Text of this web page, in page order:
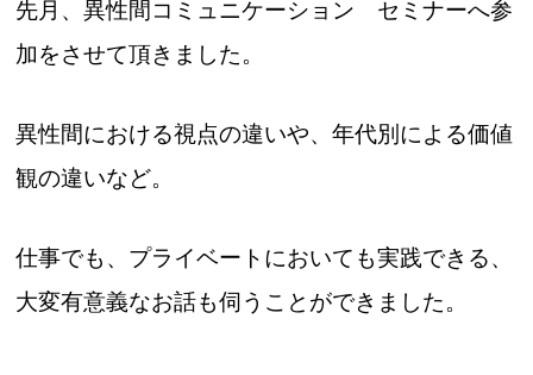
先月、異性間コミュニケーション セミナーへ参
加をさせて頂きました。
異性間における視点の違いや、年代別による価値
観の違いなど。
仕事でも、プライベートにおいても実践できる、
大変有意義なお話も伺うことができました。